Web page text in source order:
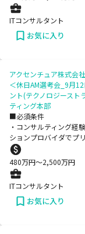
ITコンサルタント
お気に入り
アクセンチュア株式会社
＜休日AM選考会_9月
ント(テクノロジースト
ティング本部
■必須条件
・コンサルティング経
ションプロバイダでプ
480万円〜2,500万円
ITコンサルタント
お気に入り